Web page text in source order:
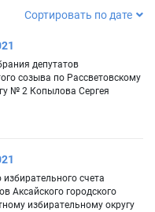
Сортировать по дате
депутатов
созыва по Рассветовскому
№ 2 Копылова Сергея
счета
Аксайского городского
избирательному округу